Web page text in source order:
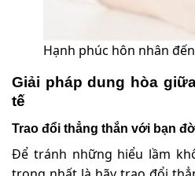
Hạnh phúc hôn nhân
Giải pháp dung hòa
tế
Trao đổi thẳng thắn với bạn
Để tránh những hiểu lầm